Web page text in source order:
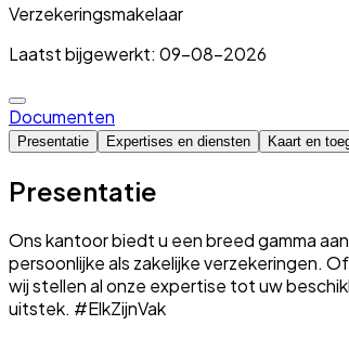
Verzekeringsmakelaar
Laatst bijgewerkt: 09-08-2026
Documenten
Presentatie Expertises en diensten Kaart en
Presentatie
Ons kantoor biedt u een breed gamma
persoonlijke als zakelijke verzekeringen.
wij stellen al onze expertise tot uw
uitstek. #ElkZijnVak